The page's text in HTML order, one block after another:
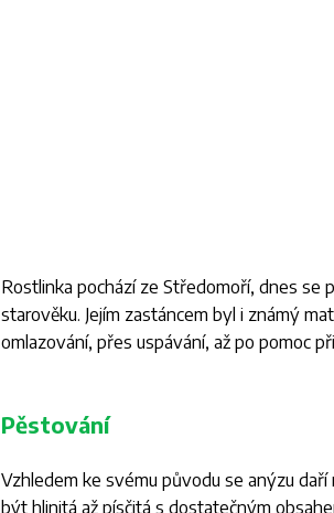
Rostlinka pochází ze Středomoří, dnes se
starověku. Jejím zastáncem byl i známý
omlazování, přes uspávání, až po pomoc
Pěstování
Vzhledem ke svému původu se anýzu
být hlinitá až písčitá s dostatečným